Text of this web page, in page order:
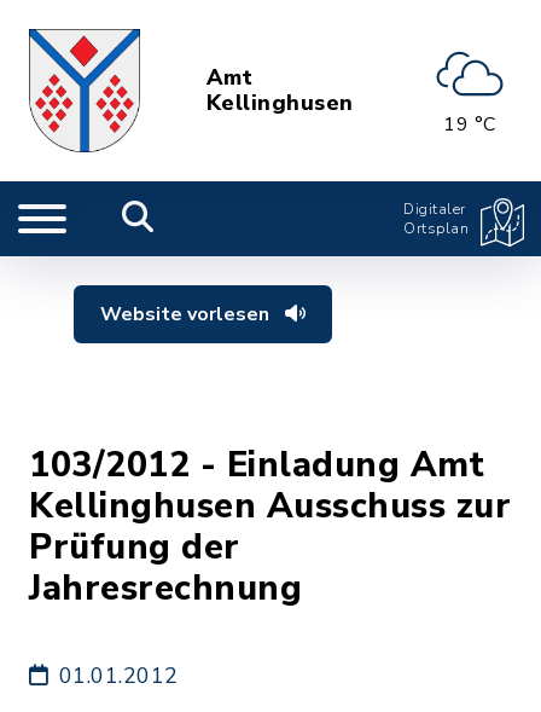
Amt
Kellinghusen
19 °C
Digitaler
Ortsplan
Website vorlesen
103/2012 - Einladung Amt
Kellinghusen Ausschuss zur
Prüfung der
Jahresrechnung
01.01.2012